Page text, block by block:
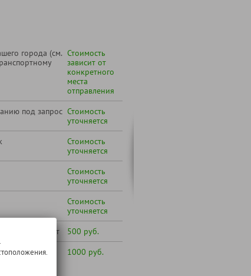
города (см. Стоимость
зависит от
конкретного
места
отправления
под запрос Стоимость
уточняется
Стоимость
уточняется
Стоимость
уточняется
Стоимость
уточняется
от 65 до 79 лет
500 руб.
80 лет и
1000 руб.